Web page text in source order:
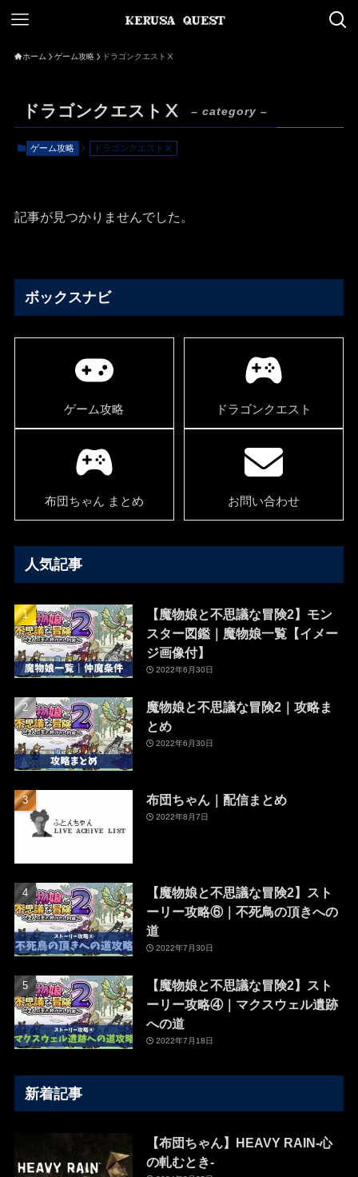
ホーム ゲーム攻略 ドラゴンクエストⅩ
ドラゴンクエストⅩ – category –
ゲーム攻略 ドラゴンクエストⅩ
記事が見つかりませんでした。
ボックスナビ
ゲーム攻略 ドラゴンクエスト
布団ちゃん まとめ お問い合わせ
人気記事
【魔物娘と不思議な冒険2】モン
スター図鑑｜魔物娘一覧【イメー
ジ画像付】
2022年6月30日
魔物娘と不思議な冒険2｜攻略ま
とめ
2022年6月30日
布団ちゃん｜配信まとめ
2022年8月7日
【魔物娘と不思議な冒険2】スト
ーリー攻略⑥｜不死鳥の頂きへの
道
2022年7月30日
【魔物娘と不思議な冒険2】スト
ーリー攻略④｜マクスウェル遺跡
への道
2022年7月18日
新着記事
【布団ちゃん】HEAVY RAIN-心
の軋むとき-